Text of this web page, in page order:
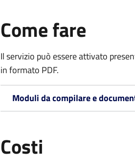
Come fare
Il servizio può essere attivato
in formato PDF.
Moduli da compilare e
Costi